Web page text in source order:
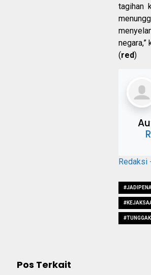
tagihan
negara,”
(red)
Redaksi
Pos Terkait